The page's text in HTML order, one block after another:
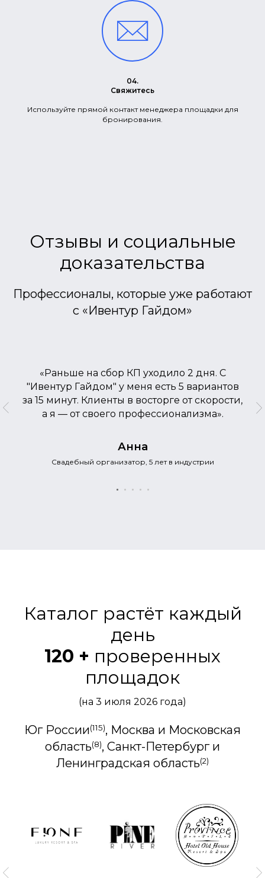
04.
Свяжитесь
Используйте прямой контакт менеджера площадки для
бронирования.
Отзывы и социальные
доказательства
Профессионалы, которые уже работают
с «Ивентур Гайдом»
«Раньше на сбор КП уходило 2 дня. С
"Ивентур Гайдом" у меня есть 5 вариантов
за 15 минут. Клиенты в восторге от скорости,
а я — от своего профессионализма».
Анна
Свадебный организатор, 5 лет в индустрии
Каталог растёт каждый
день
120 + проверенных
площадок
(на 3 июля 2026 года)
Юг России(115), Москва и Московская
область(8), Санкт-Петербург и
Ленинградская область(2)